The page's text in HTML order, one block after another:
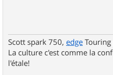
Scott spark 750, edge
La culture c'est comme la
l'étale!